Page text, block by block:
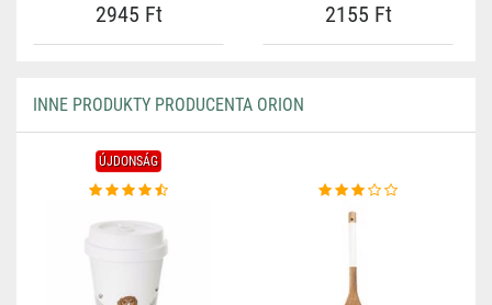
2945 Ft 2155 Ft
INNE PRODUKTY PRODUCENTA ORION
ÚJDONSÁG